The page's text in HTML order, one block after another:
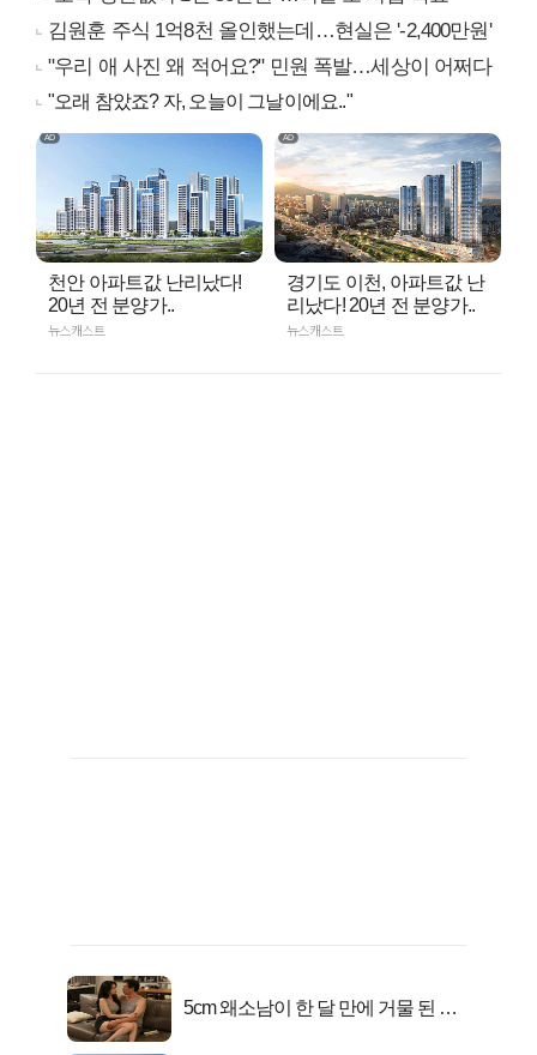
김원훈 주식 1억8천 올인했는데…현실은 '-2,400만원'
"우리 애 사진 왜 적어요?" 민원 폭발…세상이 어쩌다
"오래 참았죠? 자, 오늘이 그날이에요.."
천안 아파트값 난리났다!
20년 전 분양가..
뉴스캐스트
경기도 이천, 아파트값 난
리났다! 20년 전 분양가..
뉴스캐스트
5cm 왜소남이 한 달 만에 거물 된 사